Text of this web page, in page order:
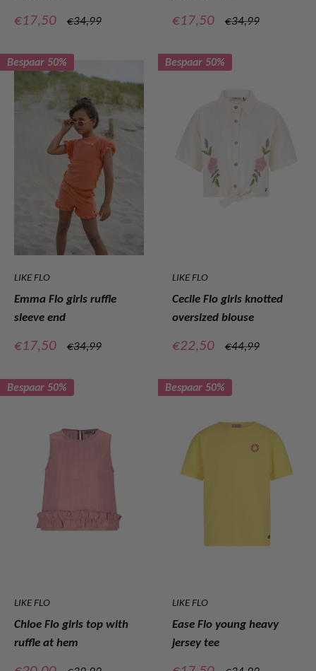
Verkoopprijs
€17,50
Normale
€34,99 Verkoopprijs
€17,50
Normale
€34,99
Bespaar 50%
LIKE FLO
Emma Flo girls ruffle
sleeve end
Verkoopprijs
€17,50
Normale
€34,99
Bespaar 50%
LIKE FLO
Cecile Flo girls knotted
oversized blouse
Verkoopprijs
€22,50
Normale
€44,99
Bespaar 50%
LIKE FLO
Chloe Flo girls top with
ruffle at hem
Bespaar 50%
LIKE FLO
Ease Flo young heavy
jersey tee